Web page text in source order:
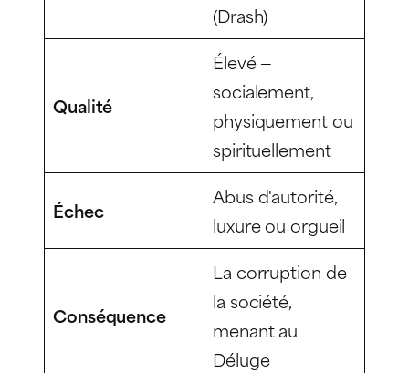
(Drash)
Qualité
Élevé —
socialement,
physiquement ou
spirituellement
Échec
Abus d'autorité,
luxure ou orgueil
Conséquence
La corruption de
la société,
menant au
Déluge